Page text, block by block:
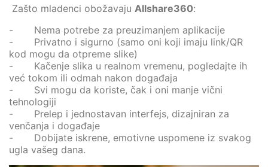
Zašto mladenci obožavaju Allshare360:
- Nema potrebe za preuzimanjem aplikacije
- Privatno i sigurno (samo oni koji imaju link/QR
kod mogu da otpreme slike)
- Kačenje slika u realnom vremenu, pogledajte ih
već tokom ili odmah nakon događaja
- Svi mogu da koriste, čak i oni manje vični
tehnologiji
- Prelep i jednostavan interfejs, dizajniran za
venčanja i događaje
- Dobijate iskrene, emotivne uspomene iz svakog
ugla vašeg dana.